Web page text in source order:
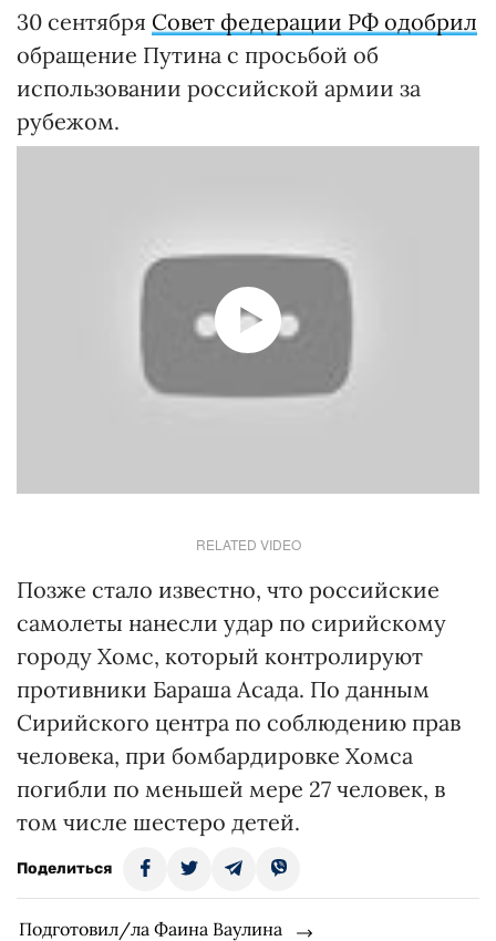
30 сентября Совет федерации РФ одобрил
обращение Путина с просьбой об
использовании российской армии за
рубежом.
RELATED VIDEO
Позже стало известно, что российские
самолеты нанесли удар по сирийскому
городу Хомс, который контролируют
противники Бараша Асада. По данным
Сирийского центра по соблюдению прав
человека, при бомбардировке Хомса
погибли по меньшей мере 27 человек, в
том числе шестеро детей.
Поделиться
Подготовил/ла Фаина Ваулина